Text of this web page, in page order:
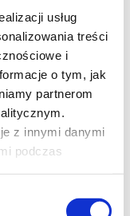
usług
treści
i
o tym, jak
partnerom
z innymi danymi
podczas
Belgia, Maroko |
na festiwalu
Maura